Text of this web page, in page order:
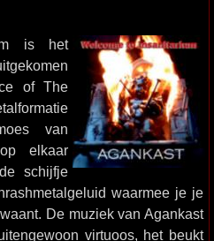
is het
of The
van
elkaar
schijfje
waarmee je je
De muziek van Agankast
virtuoos, het beukt